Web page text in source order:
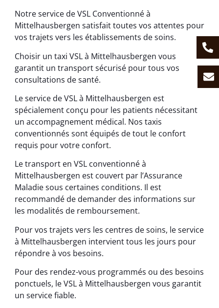
Notre service de VSL Conventionné à
Mittelhausbergen satisfait toutes vos attentes pour
vos trajets vers les établissements de soins.
Choisir un taxi VSL à Mittelhausbergen vous
garantit un transport sécurisé pour tous vos
consultations de santé.
Le service de VSL à Mittelhausbergen est
spécialement conçu pour les patients nécessitant
un accompagnement médical. Nos taxis
conventionnés sont équipés de tout le confort
requis pour votre confort.
Le transport en VSL conventionné à
Mittelhausbergen est couvert par l’Assurance
Maladie sous certaines conditions. Il est
recommandé de demander des informations sur
les modalités de remboursement.
Pour vos trajets vers les centres de soins, le service
à Mittelhausbergen intervient tous les jours pour
répondre à vos besoins.
Pour des rendez-vous programmés ou des besoins
ponctuels, le VSL à Mittelhausbergen vous garantit
un service fiable.